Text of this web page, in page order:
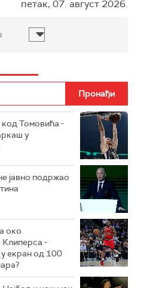
петак, 07. август 2026.
Томовића -
у
јавно подржао
око
Клиперса -
екран од 100